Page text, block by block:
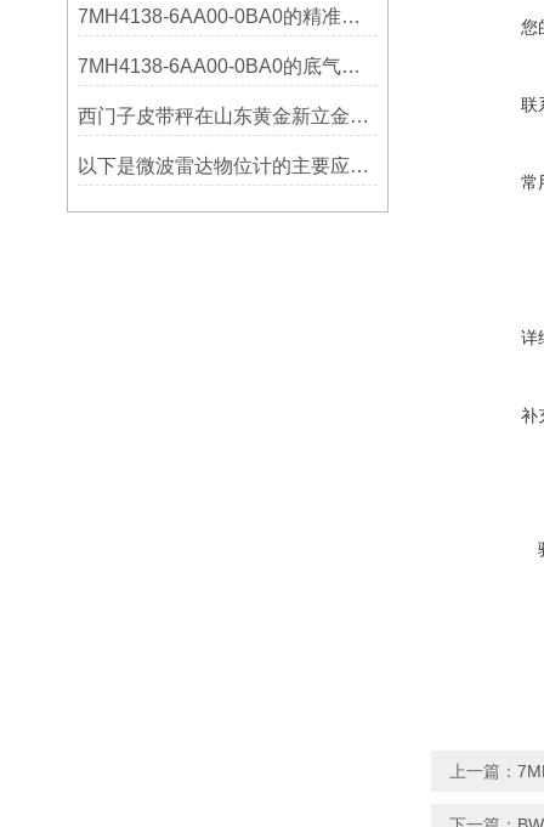
7MH4138-6AA00-0BA0的精准从何而来？关键组成部分，藏着答案！
7MH4138-6AA00-0BA0的底气：这些核心功能，让精准称重不再是难题
西门子皮带秤在山东黄金新立金矿的成功应用
以下是微波雷达物位计的主要应用领域及具体场景分析
您
联
常
详
补
上一篇：